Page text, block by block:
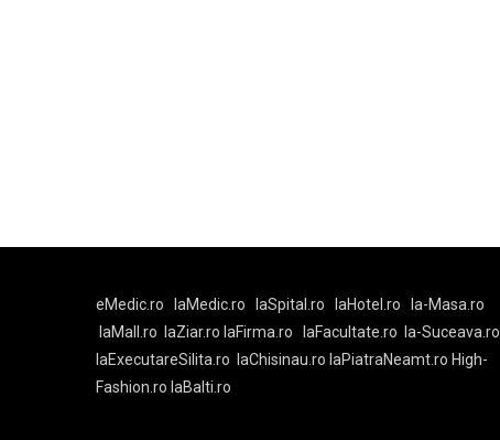
eMedic.ro laMedic.ro laSpital.ro laHotel.ro
la-Masa.ro
laMall.ro
laZiar.ro laFirma.ro laFacultate.ro
la-Suceava.ro
laExecutareSilita.ro
laChisinau.ro laPiatraNeamt.ro High-
Fashion.ro laBalti.ro